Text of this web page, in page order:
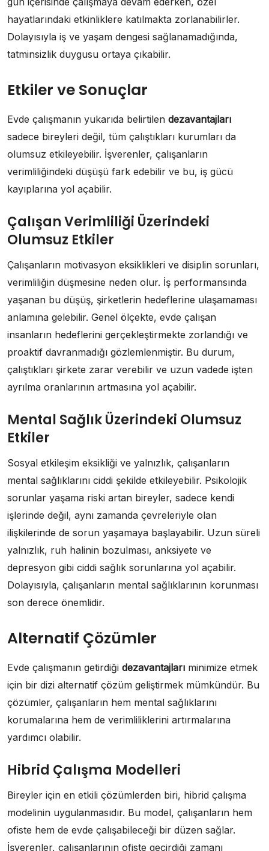
hayatlarındaki etkinliklere katılmakta zorlanabilirler.
Dolayısıyla iş ve yaşam dengesi sağlanamadığında,
tatminsizlik duygusu ortaya çıkabilir.
Etkiler ve Sonuçlar
Evde çalışmanın yukarıda belirtilen dezavantajları
sadece bireyleri değil, tüm çalıştıkları kurumları da
olumsuz etkileyebilir. İşverenler, çalışanların
verimliliğindeki düşüşü fark edebilir ve bu, iş gücü
kayıplarına yol açabilir.
Çalışan Verimliliği Üzerindeki
Olumsuz Etkiler
Çalışanların motivasyon eksiklikleri ve disiplin sorunları,
verimliliğin düşmesine neden olur. İş performansında
yaşanan bu düşüş, şirketlerin hedeflerine ulaşamaması
anlamına gelebilir. Genel ölçekte, evde çalışan
insanların hedeflerini gerçekleştirmekte zorlandığı ve
proaktif davranmadığı gözlemlenmiştir. Bu durum,
çalıştıkları şirkete zarar verebilir ve uzun vadede işten
ayrılma oranlarının artmasına yol açabilir.
Mental Sağlık Üzerindeki Olumsuz
Etkiler
Sosyal etkileşim eksikliği ve yalnızlık, çalışanların
mental sağlıklarını ciddi şekilde etkileyebilir. Psikolojik
sorunlar yaşama riski artan bireyler, sadece kendi
işlerinde değil, aynı zamanda çevreleriyle olan
ilişkilerinde de sorun yaşamaya başlayabilir. Uzun süreli
yalnızlık, ruh halinin bozulması, anksiyete ve
depresyon gibi ciddi sağlık sorunlarına yol açabilir.
Dolayısıyla, çalışanların mental sağlıklarının korunması
son derece önemlidir.
Alternatif Çözümler
Evde çalışmanın getirdiği dezavantajları minimize etmek
için bir dizi alternatif çözüm geliştirmek mümkündür. Bu
çözümler, çalışanların hem mental sağlıklarını
korumalarına hem de verimliliklerini artırmalarına
yardımcı olabilir.
Hibrid Çalışma Modelleri
Bireyler için en etkili çözümlerden biri, hibrid çalışma
modelinin uygulanmasıdır. Bu model, çalışanların hem
ofiste hem de evde çalışabileceği bir düzen sağlar.
İşverenler, çalışanlarının ofiste geçirdiği zamanı